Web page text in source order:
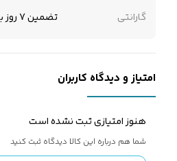
گارانتی تضمین 7 روز بازگشت کالا
امتیاز و دیدگاه کاربران
هنوز امتیازی ثبت نشده است
شما هم درباره این کالا دیدگاه ثبت کنید